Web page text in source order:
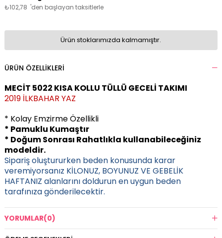
₺102,78 'den başlayan taksitlerle
Ürün stoklarımızda kalmamıştır.
ÜRÜN ÖZELLIKLERI
MECİT 5022 KISA KOLLU TÜLLÜ GECELİ TAKIMI
2019 İLKBAHAR YAZ
* Kolay Emzirme Özellikli
* Pamuklu Kumaştır
* Doğum Sonrası Rahatlıkla kullanabileceğiniz
modeldir.
Sipariş oluştururken beden konusunda karar
veremiyorsanız KİLONUZ, BOYUNUZ VE GEBELİK
HAFTANIZ alanlarını doldurun en uygun beden
tarafınıza gönderilecektir.
YORUMLAR(0)